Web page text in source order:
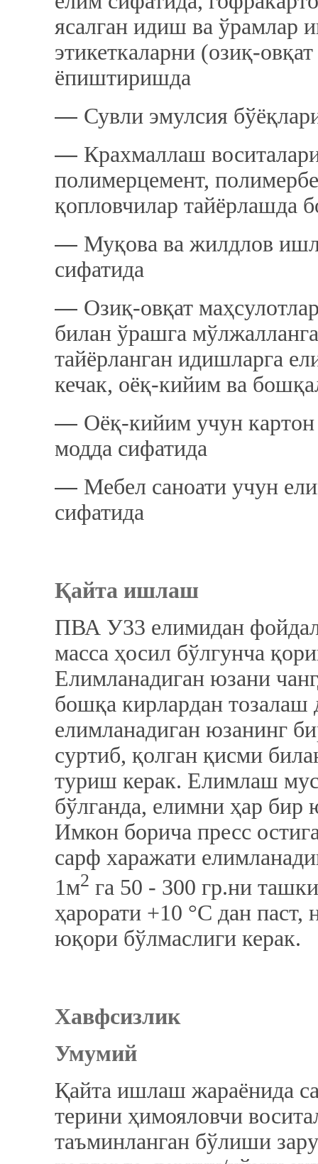
ясалган идиш ва ўрамлар
этикеткаларни (озиқ-
ёпиштиришда
― Сувли эмулсия
― Крахмаллаш
полимерцемент,
қопловчилар тайёрлашда
― Муқова ва жилдлов
сифатида
― Озиқ-овқат
билан ўрашга
тайёрланган идишларга
кечак, оёқ-кийим ва
― Оёқ-кийим учун
модда сифатида
― Мебел саноати учун
сифатида
Қайта ишлаш
ПВА У33 елимидан
масса ҳосил бўлгунча
Елимланадиган юзани
бошқа кирлардан
елимланадиган юзанинг
суртиб, қолган қисми
туриш керак. Елимлаш
бўлганда, елимни ҳар бир
Имкон борича пресс
сарф харажати
1м2 га 50 - 300 гр.ни
ҳарорати +10 °C дан
юқори бўлмаслиги керак.
Хавфсизлик
Умумий
Қайта ишлаш жараёнида
терини ҳимояловчи
таъминланган бўлиши